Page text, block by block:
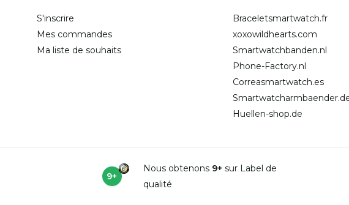
S'inscrire
Mes commandes
Ma liste de souhaits
Braceletsmartwatch.fr
xoxowildhearts.com
Smartwatchbanden.nl
Phone-Factory.nl
Correasmartwatch.es
Huellen-shop.de
9+
Nous obtenons 9+sur Label de
qualité